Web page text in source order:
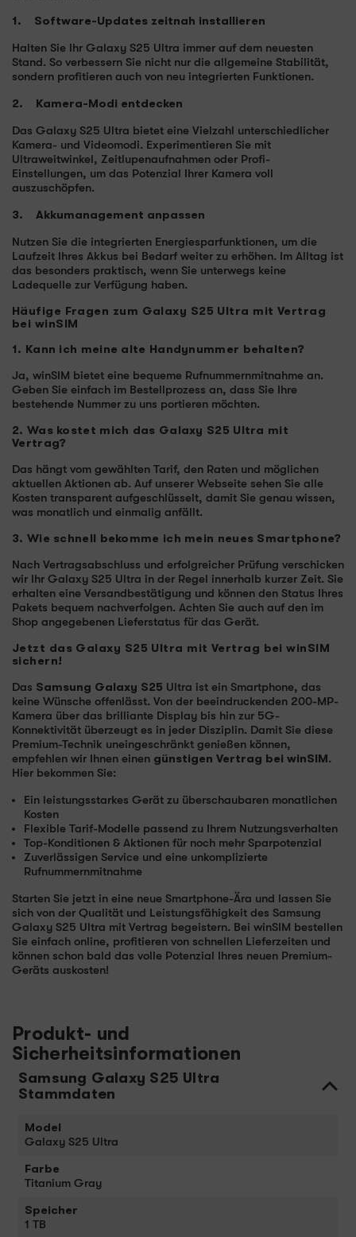
1. Software-Updates zeitnah installieren
Halten Sie Ihr Galaxy S25 Ultra immer auf dem neuesten
Stand. So verbessern Sie nicht nur die allgemeine Stabilität,
sondern profitieren auch von neu integrierten Funktionen.
2. Kamera-Modi entdecken
Das Galaxy S25 Ultra bietet eine Vielzahl unterschiedlicher
Kamera- und Videomodi. Experimentieren Sie mit
Ultraweitwinkel, Zeitlupenaufnahmen oder Profi-
Einstellungen, um das Potenzial Ihrer Kamera voll
auszuschöpfen.
3. Akkumanagement anpassen
Nutzen Sie die integrierten Energiesparfunktionen, um die
Laufzeit Ihres Akkus bei Bedarf weiter zu erhöhen. Im Alltag ist
das besonders praktisch, wenn Sie unterwegs keine
Ladequelle zur Verfügung haben.
Häufige Fragen zum Galaxy S25 Ultra mit Vertrag
bei winSIM
1. Kann ich meine alte Handynummer behalten?
Ja, winSIM bietet eine bequeme Rufnummernmitnahme an.
Geben Sie einfach im Bestellprozess an, dass Sie Ihre
bestehende Nummer zu uns portieren möchten.
2. Was kostet mich das Galaxy S25 Ultra mit
Vertrag?
Das hängt vom gewählten Tarif, den Raten und möglichen
aktuellen Aktionen ab. Auf unserer Webseite sehen Sie alle
Kosten transparent aufgeschlüsselt, damit Sie genau wissen,
was monatlich und einmalig anfällt.
3. Wie schnell bekomme ich mein neues Smartphone?
Nach Vertragsabschluss und erfolgreicher Prüfung verschicken
wir Ihr Galaxy S25 Ultra in der Regel innerhalb kurzer Zeit. Sie
erhalten eine Versandbestätigung und können den Status Ihres
Pakets bequem nachverfolgen. Achten Sie auch auf den im
Shop angegebenen Lieferstatus für das Gerät.
Jetzt das Galaxy S25 Ultra mit Vertrag bei winSIM
sichern!
Das Samsung Galaxy S25 Ultra ist ein Smartphone, das
keine Wünsche offenlässt. Von der beeindruckenden 200-MP-
Kamera über das brilliante Display bis hin zur 5G-
Konnektivität überzeugt es in jeder Disziplin. Damit Sie diese
Premium-Technik uneingeschränkt genießen können,
empfehlen wir Ihnen einen günstigen Vertrag bei winSIM.
Hier bekommen Sie:
Ein leistungsstarkes Gerät zu überschaubaren monatlichen
Kosten
Flexible Tarif-Modelle passend zu Ihrem Nutzungsverhalten
Top-Konditionen & Aktionen für noch mehr Sparpotenzial
Zuverlässigen Service und eine unkomplizierte
Rufnummernmitnahme
Starten Sie jetzt in eine neue Smartphone-Ära und lassen Sie
sich von der Qualität und Leistungsfähigkeit des Samsung
Galaxy S25 Ultra mit Vertrag begeistern. Bei winSIM bestellen
Sie einfach online, profitieren von schnellen Lieferzeiten und
können schon bald das volle Potenzial Ihres neuen Premium-
Geräts auskosten!
Produkt- und
Sicherheitsinformationen
Samsung Galaxy S25 Ultra
Stammdaten
Model
Galaxy S25 Ultra
Farbe
Titanium Gray
Speicher
1 TB